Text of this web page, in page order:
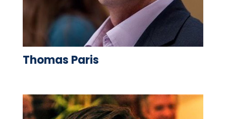
Thomas Paris